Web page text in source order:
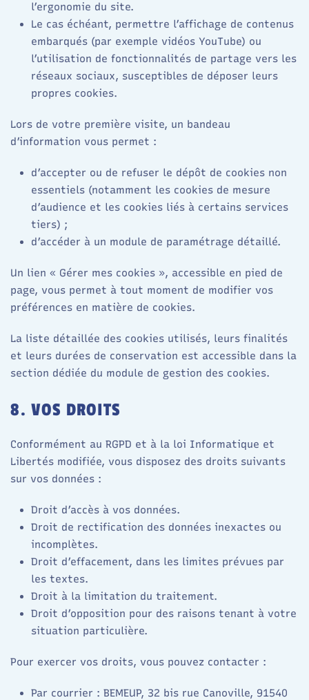
l’ergonomie du site.​
Le cas échéant, permettre l’affichage de contenus
embarqués (par exemple vidéos YouTube) ou
l’utilisation de fonctionnalités de partage vers les
réseaux sociaux, susceptibles de déposer leurs
propres cookies.​
Lors de votre première visite, un bandeau
d’information vous permet :
d’accepter ou de refuser le dépôt de cookies non
essentiels (notamment les cookies de mesure
d’audience et les cookies liés à certains services
tiers) ;
d’accéder à un module de paramétrage détaillé.​
Un lien « Gérer mes cookies », accessible en pied de
page, vous permet à tout moment de modifier vos
préférences en matière de cookies.​
La liste détaillée des cookies utilisés, leurs finalités
et leurs durées de conservation est accessible dans la
section dédiée du module de gestion des cookies.​
8. VOS DROITS
Conformément au RGPD et à la loi Informatique et
Libertés modifiée, vous disposez des droits suivants
sur vos données :
Droit d’accès à vos données.
Droit de rectification des données inexactes ou
incomplètes.
Droit d’effacement, dans les limites prévues par
les textes.
Droit à la limitation du traitement.
Droit d’opposition pour des raisons tenant à votre
situation particulière.
Pour exercer vos droits, vous pouvez contacter :
Par courrier : BEMEUP, 32 bis rue Canoville, 91540